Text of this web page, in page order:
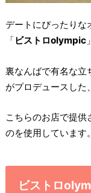
デートにぴったりな
「ビストロolympic
裏なんばで有名な立
がプロデュースした
こちらのお店で提供
のを使用しています。
ビストロ